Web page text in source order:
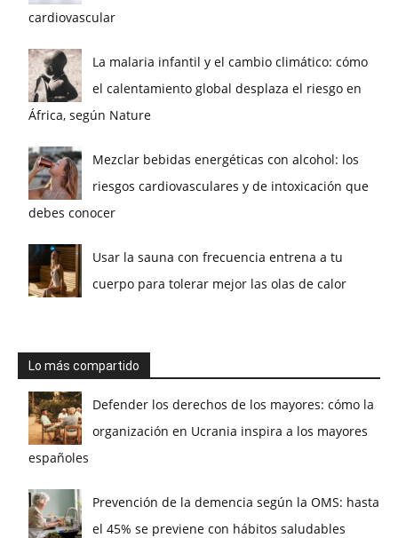
cardiovascular
La malaria infantil y el cambio climático: cómo
el calentamiento global desplaza el riesgo en
África, según Nature
Mezclar bebidas energéticas con alcohol: los
riesgos cardiovasculares y de intoxicación que
debes conocer
Usar la sauna con frecuencia entrena a tu
cuerpo para tolerar mejor las olas de calor
Lo más compartido
Defender los derechos de los mayores: cómo la
organización en Ucrania inspira a los mayores
españoles
Prevención de la demencia según la OMS: hasta
el 45% se previene con hábitos saludables